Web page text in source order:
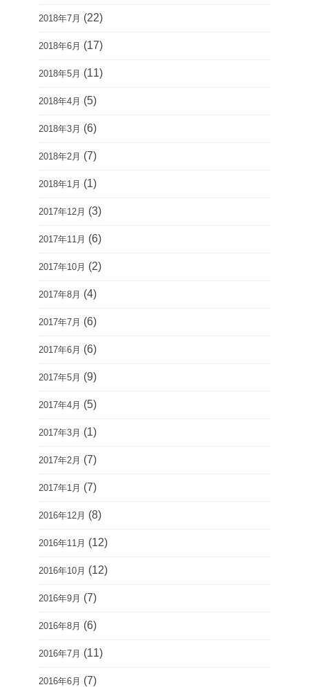
2018年7月 (22)
2018年6月 (17)
2018年5月 (11)
2018年4月 (5)
2018年3月 (6)
2018年2月 (7)
2018年1月 (1)
2017年12月 (3)
2017年11月 (6)
2017年10月 (2)
2017年8月 (4)
2017年7月 (6)
2017年6月 (6)
2017年5月 (9)
2017年4月 (5)
2017年3月 (1)
2017年2月 (7)
2017年1月 (7)
2016年12月 (8)
2016年11月 (12)
2016年10月 (12)
2016年9月 (7)
2016年8月 (6)
2016年7月 (11)
2016年6月 (7)